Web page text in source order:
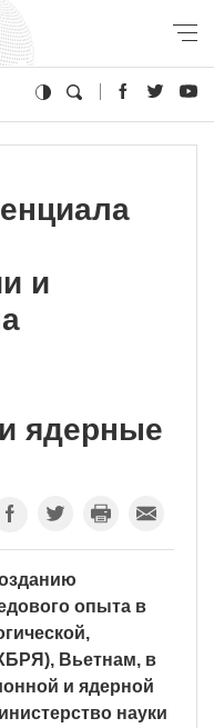
и
ядерные
опыта в
Вьетнам, в
и ядерной
науки